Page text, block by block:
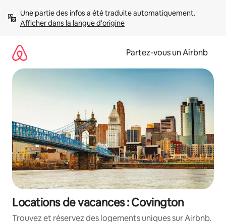
directement
Afficher dans la langue d'origine
Partez-vous un Airbnb
Locations de vacances : Covington
Trouvez et réservez des logements uniques sur Airbnb.